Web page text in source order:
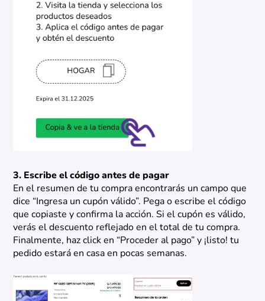
3. Escribe el código antes de pagar
En el resumen de tu compra encontrarás un campo que
dice “Ingresa un cupón válido”. Pega o escribe el código
que copiaste y confirma la acción. Si el cupón es válido,
verás el descuento reflejado en el total de tu compra.
Finalmente, haz click en “Proceder al pago” y ¡listo! tu
pedido estará en casa en pocas semanas.